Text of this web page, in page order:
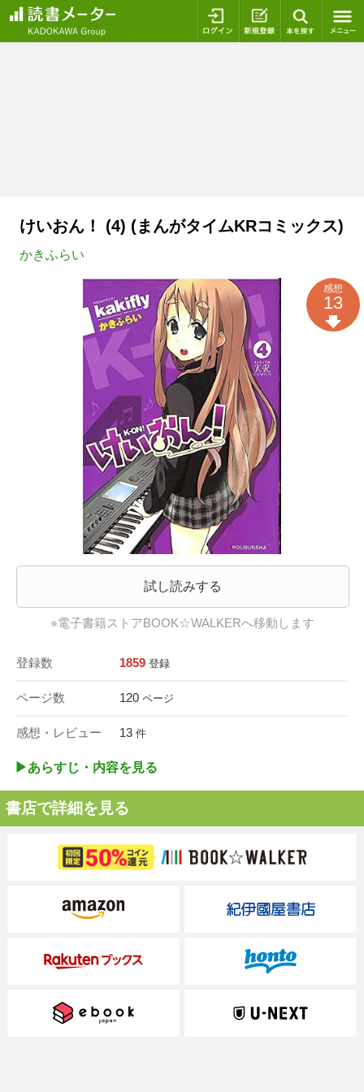
ログイン 新規登録
けいおん！ (4) (まんがタイムKRコミックス)
かきふらい
試し読みする
※電子書籍ストアBOOK☆WALKERへ移動します
登録数 1859 登録
ページ数 120 ページ
感想・レビュー 13 件
感想
13
▶︎あらすじ・内容を見る
書店で詳細を見る